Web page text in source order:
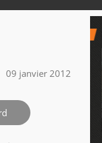
09 janvier 2012